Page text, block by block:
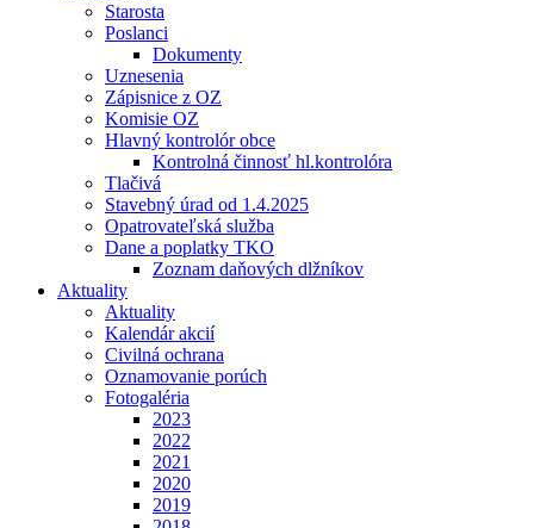
Starosta
Poslanci
Dokumenty
Uznesenia
Zápisnice z OZ
Komisie OZ
Hlavný kontrolór obce
Kontrolná činnosť hl.kontrolóra
Tlačivá
Stavebný úrad od 1.4.2025
Opatrovateľská služba
Dane a poplatky TKO
Zoznam daňových dlžníkov
Aktuality
Aktuality
Kalendár akcií
Civilná ochrana
Oznamovanie porúch
Fotogaléria
2023
2022
2021
2020
2019